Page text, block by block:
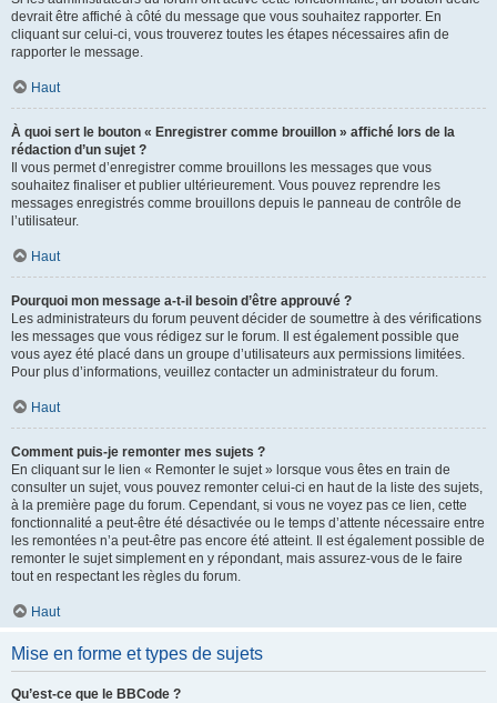
devrait être affiché à côté du message que vous souhaitez rapporter. En
cliquant sur celui-ci, vous trouverez toutes les étapes nécessaires afin de
rapporter le message.
Haut
À quoi sert le bouton « Enregistrer comme brouillon » affiché lors de la
rédaction d’un sujet ?
Il vous permet d’enregistrer comme brouillons les messages que vous
souhaitez finaliser et publier ultérieurement. Vous pouvez reprendre les
messages enregistrés comme brouillons depuis le panneau de contrôle de
l’utilisateur.
Haut
Pourquoi mon message a-t-il besoin d’être approuvé ?
Les administrateurs du forum peuvent décider de soumettre à des vérifications
les messages que vous rédigez sur le forum. Il est également possible que
vous ayez été placé dans un groupe d’utilisateurs aux permissions limitées.
Pour plus d’informations, veuillez contacter un administrateur du forum.
Haut
Comment puis-je remonter mes sujets ?
En cliquant sur le lien « Remonter le sujet » lorsque vous êtes en train de
consulter un sujet, vous pouvez remonter celui-ci en haut de la liste des sujets,
à la première page du forum. Cependant, si vous ne voyez pas ce lien, cette
fonctionnalité a peut-être été désactivée ou le temps d’attente nécessaire entre
les remontées n’a peut-être pas encore été atteint. Il est également possible de
remonter le sujet simplement en y répondant, mais assurez-vous de le faire
tout en respectant les règles du forum.
Haut
Mise en forme et types de sujets
Qu’est-ce que le BBCode ?